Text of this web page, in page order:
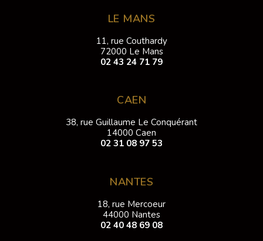
LE MANS
11, rue Couthardy
72000 Le Mans
02 43 24 71 79
CAEN
38, rue Guillaume Le Conquérant
14000 Caen
02 31 08 97 53
NANTES
18, rue Mercoeur
44000 Nantes
02 40 48 69 08